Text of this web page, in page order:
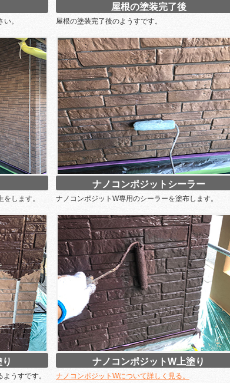
。
屋根の塗装完了後
屋根の塗装完了後のようすです。
します。
ナノコンポジットシーラー
ナノコンポジットW専用のシーラーを塗布します。
うすです。
ナノコンポジットW上塗り
ナノコンポジットWについて詳しく見る。